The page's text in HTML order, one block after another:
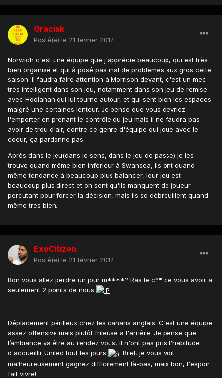
Graciak
Posté(e) le 21 février 2012
Norwich c'est une équipe que j'apprécie beaucoup, qui est très
bien organisé et qui à posé pas mal de problèmes aux gros cette
saison. Il faudra faire attention à Morrison devant, c'est un mec
très intelligent dans son jeu, notamment dans son jeu de remise
avec Hoolahan qui lui tourne autour, et qui sent bien les espaces
malgré une certaines lenteur. Je pense que vous devriez
l'emporter en prenant le contrôle du jeu mais il ne faudra pas
avoir de trou d'air, contre ce genre d'équipe qui joue avec le
coeur, ça pardonne pas.
Après dans le jeu(dans le sens, dans le jeu de passe) je les
trouve quand même bien inférieur à Swansea, ils ont quand
même tendance à beaucoup plus balancer, leur jeu est
beaucoup plus direct et on sent qu'ils manquent de joueur
percutant pour forcer la décision, mais ils se débrouillent quand
même très bien.
ExoCitizen
Posté(e) le 21 février 2012
Bon vous allez perdre un jour m****? Ras le c** de vous avoir a
seulement 2 points de nous
Déplacement périlleux chez les canaris anglais. C'est une équipe
assez offensive mais plutôt frileuse a l'arrière. Je pense que
l’ambiance va être au rendez vous, il n'ont pas pris l'habitude
d'accueillir United tout les jours
. Bref, je vous voit
malheureusement gagnez difficilement là-bas, mais bon, l'espoir
fait vivre!